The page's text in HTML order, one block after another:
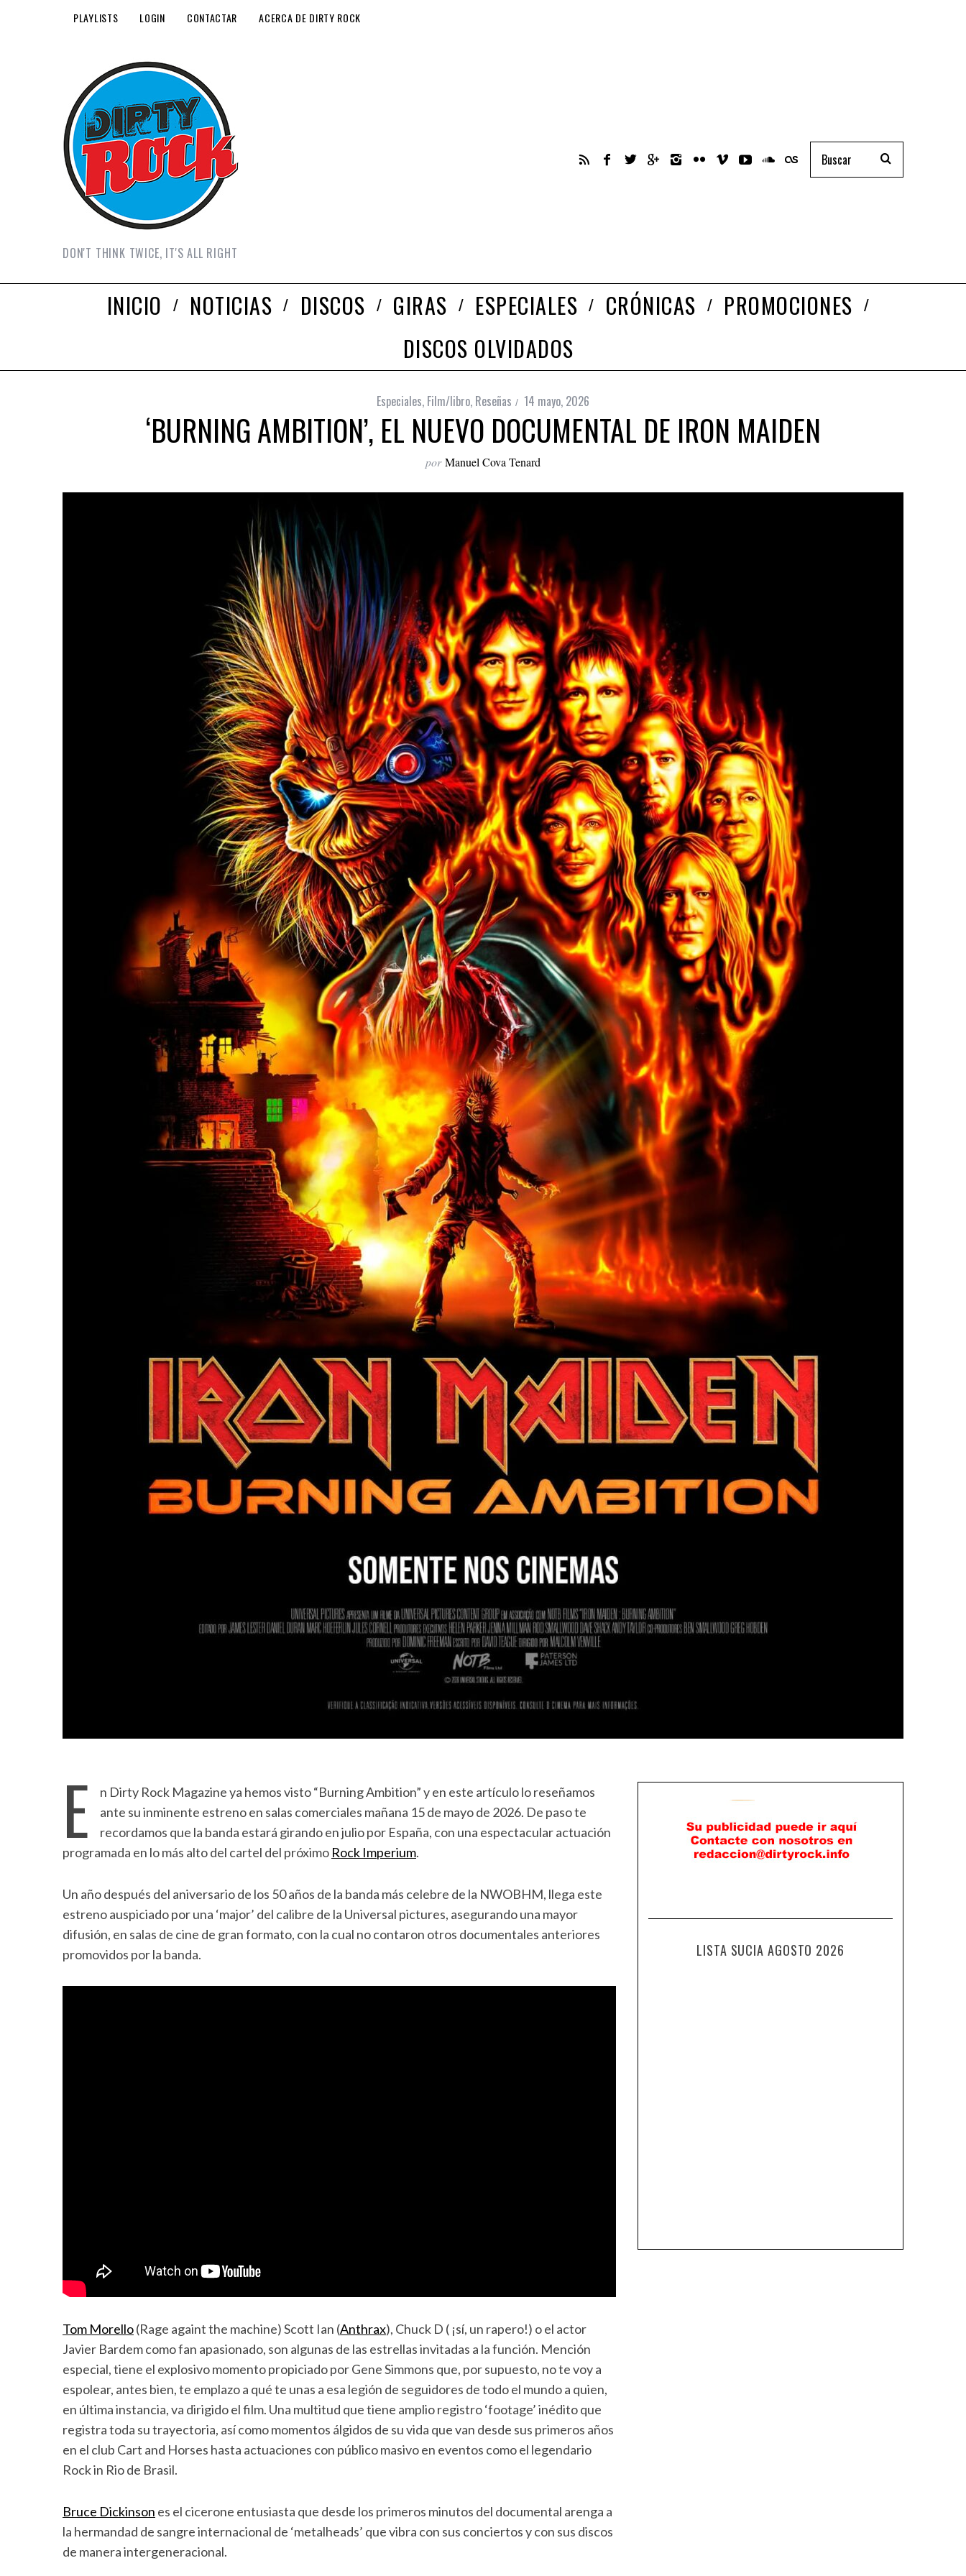
PLAYLISTS LOGIN CONTACTAR ACERCA DE DIRTY ROCK
DON'T THINK TWICE, IT'S ALL RIGHT
INICIO NOTICIAS DISCOS GIRAS ESPECIALES CRÓNICAS
PROMOCIONES
DISCOS OLVIDADOS
Especiales, Film/libro, Reseñas 14 mayo, 2026
‘BURNING AMBITION’, EL NUEVO DOCUMENTAL DE IRON MAIDEN
por Manuel Cova Tenard
E
n Dirty Rock Magazine ya hemos visto “Burning Ambition” y en este artículo lo reseñamos
ante su inminente estreno en salas comerciales mañana 15 de mayo de 2026. De paso te
recordamos que la banda estará girando en julio por España, con una espectacular actuación
programada en lo más alto del cartel del próximo Rock Imperium.
Un año después del aniversario de los 50 años de la banda más celebre de la NWOBHM, llega este
estreno auspiciado por una ‘major’ del calibre de la Universal pictures, asegurando una mayor
difusión, en salas de cine de gran formato, con la cual no contaron otros documentales anteriores
promovidos por la banda.
Tom Morello(Rage againt the machine) Scott Ian (Anthrax), Chuck D ( ¡sí, un rapero!) o el actor
Javier Bardem como fan apasionado, son algunas de las estrellas invitadas a la función. Mención
especial, tiene el explosivo momento propiciado por Gene Simmons que, por supuesto, no te voy a
espolear, antes bien, te emplazo a qué te unas a esa legión de seguidores de todo el mundo a quien,
en última instancia, va dirigido el film. Una multitud que tiene amplio registro ‘footage’ inédito que
registra toda su trayectoria, así como momentos álgidos de su vida que van desde sus primeros años
en el club Cart and Horses hasta actuaciones con público masivo en eventos como el legendario
Rock in Rio de Brasil.
Bruce Dickinson es el cicerone entusiasta que desde los primeros minutos del documental arenga a
la hermandad de sangre internacional de ‘metalheads’ que vibra con sus conciertos y con sus discos
de manera intergeneracional.
LISTA SUCIA AGOSTO 2026